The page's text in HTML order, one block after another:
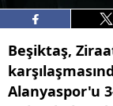
Beşiktaş,
Alanyaspor'u